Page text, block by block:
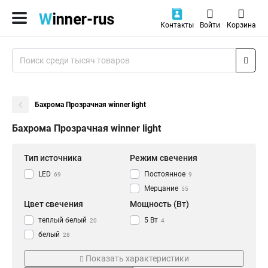
Контакты Войти Корзина
Бахрома Прозрачная winner light
Бахрома Прозрачная winner light
Тип источника
LED 69
Режим свечения
Постоянное 9
Мерцание 55
Цвет свечения
теплый белый 20
белый 28
синий 15
Мощность (Вт)
5 Вт 4
Показать характеристики